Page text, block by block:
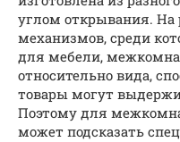
углом открывания. На
механизмов, среди
для мебели,
относительно вида,
товары могут
Поэтому для
может подсказать